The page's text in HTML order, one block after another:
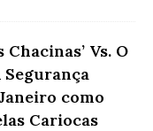
Chacinas’ Vs. O
Segurança
como
Cariocas